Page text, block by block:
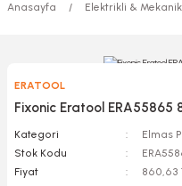
Anasayfa Elektrikli &
ERATOOL
Fixonic Eratool ERA55865
Kategori
Elmas
Stok Kodu
Fiyat
860,63